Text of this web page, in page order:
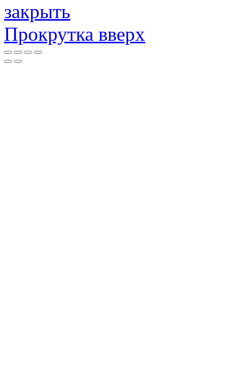
закрыть
Прокрутка вверх